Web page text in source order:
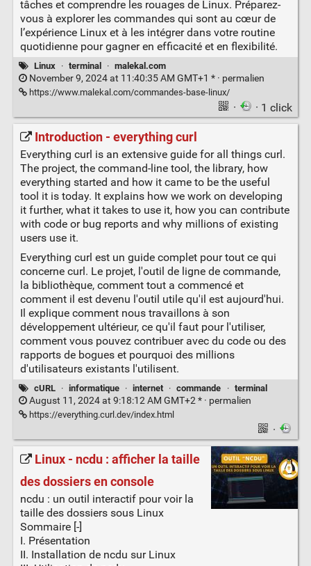
tâches et comprendre les rouages de Linux. Préparez-
vous à explorer les commandes qui sont au cœur de
l’expérience Linux et à les intégrer dans votre routine
quotidienne pour gagner en efficacité et en flexibilité.
Linux · terminal · malekal.com
November 9, 2024 at 11:40:35 AM GMT+1 * · permalien
https://www.malekal.com/commandes-base-linux/
· · 1 click
Introduction - everything curl
Everything curl is an extensive guide for all things curl.
The project, the command-line tool, the library, how
everything started and how it came to be the useful
tool it is today. It explains how we work on developing
it further, what it takes to use it, how you can contribute
with code or bug reports and why millions of existing
users use it.
Everything curl est un guide complet pour tout ce qui
concerne curl. Le projet, l'outil de ligne de commande,
la bibliothèque, comment tout a commencé et
comment il est devenu l'outil utile qu'il est aujourd'hui.
Il explique comment nous travaillons à son
développement ultérieur, ce qu'il faut pour l'utiliser,
comment vous pouvez contribuer avec du code ou des
rapports de bogues et pourquoi des millions
d'utilisateurs existants l'utilisent.
cURL · informatique · internet · commande · terminal
August 11, 2024 at 9:18:12 AM GMT+2 * · permalien
https://everything.curl.dev/index.html
·
Linux - ncdu : afficher la taille
des dossiers en console
ncdu : un outil interactif pour voir la
taille des dossiers sous Linux
Sommaire [-]
I. Présentation
II. Installation de ncdu sur Linux